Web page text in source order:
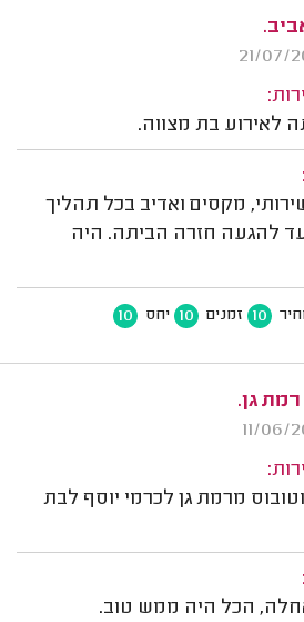
לאירוע בת מצווה.
מקסים ואדיב בכל תהליך
להגעה חזרה הביתה. היה
10 זמנים 10 יחס 10
גן.
מרמת גן לכרמי יוסף לבת
הכל היה ממש טוב.